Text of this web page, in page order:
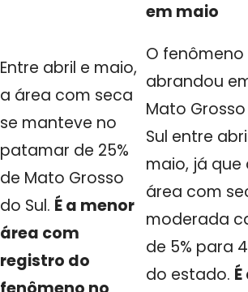
em maio
Entre abril e maio,
a área com seca
se manteve no
patamar de 25%
de Mato Grosso
do Sul. É a menor
área com
registro do
O fenômeno
abrandou
Mato
Sul entre
maio, já que
área com
moderada
de 5% para
do estado.